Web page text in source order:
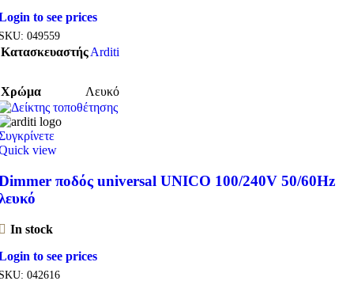
to see prices
049559
ΚατασκευαστήςArditi
Χρώμα Λευκό
view
ποδός universal UNICO 100/240V 50/60Hz
In stock
to see prices
042616